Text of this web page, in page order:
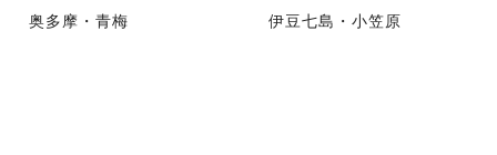
奥多摩・青梅 伊豆七島・小笠原